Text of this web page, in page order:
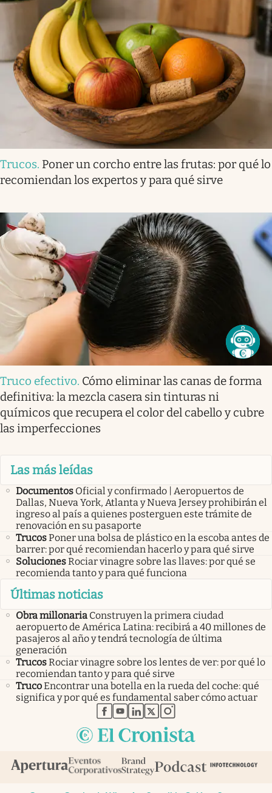
Trucos. Poner un corcho entre las frutas: por qué lo
recomiendan los expertos y para qué sirve
Truco efectivo. Cómo eliminar las canas de forma
definitiva: la mezcla casera sin tinturas ni
químicos que recupera el color del cabello y cubre
las imperfecciones
Las más leídas
Documentos Oficial y confirmado | Aeropuertos de
Dallas, Nueva York, Atlanta y Nueva Jersey prohibirán el
ingreso al país a quienes posterguen este trámite de
renovación en su pasaporte
TrucosPoner una bolsa de plástico en la escoba antes de
barrer: por qué recomiendan hacerlo y para qué sirve
SolucionesRociar vinagre sobre las llaves: por qué se
recomienda tanto y para qué funciona
Últimas noticias
Obra millonaria Construyen la primera ciudad
aeropuerto de América Latina: recibirá a 40 millones de
pasajeros al año y tendrá tecnología de última
generación
TrucosRociar vinagre sobre los lentes de ver: por qué lo
recomiendan tanto y para qué sirve
TrucoEncontrar una botella en la rueda del coche: qué
significa y por qué es fundamental saber cómo actuar
abre en nueva pestaña
abre en nueva pestaña
abre en nueva pestaña
abre en nueva pestaña
abre en nueva pestaña